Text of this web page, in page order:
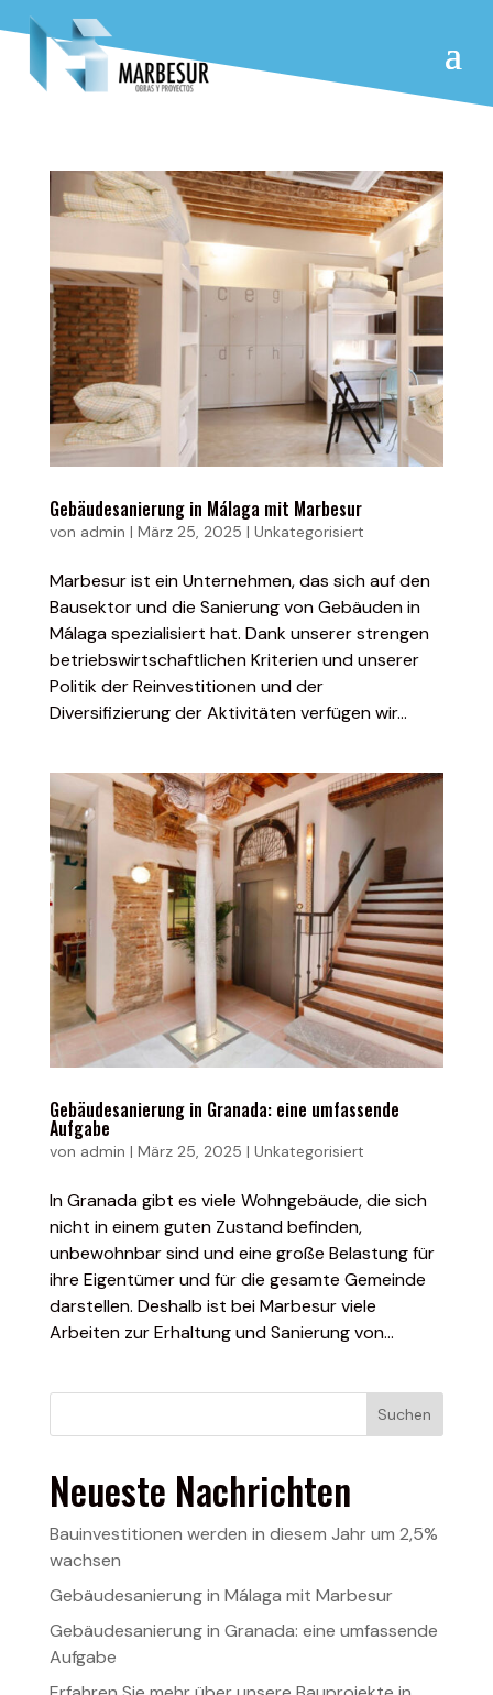
Gebäudesanierung in Málaga mit Marbesur
von admin | März 25, 2025 | Unkategorisiert
Marbesur ist ein Unternehmen, das sich auf den
Bausektor und die Sanierung von Gebäuden in
Málaga spezialisiert hat. Dank unserer strengen
betriebswirtschaftlichen Kriterien und unserer
Politik der Reinvestitionen und der
Diversifizierung der Aktivitäten verfügen wir...
Gebäudesanierung in Granada: eine umfassende
Aufgabe
von admin | März 25, 2025 | Unkategorisiert
In Granada gibt es viele Wohngebäude, die sich
nicht in einem guten Zustand befinden,
unbewohnbar sind und eine große Belastung für
ihre Eigentümer und für die gesamte Gemeinde
darstellen. Deshalb ist bei Marbesur viele
Arbeiten zur Erhaltung und Sanierung von...
Suchen
Neueste Nachrichten
Bauinvestitionen werden in diesem Jahr um 2,5%
wachsen
Gebäudesanierung in Málaga mit Marbesur
Gebäudesanierung in Granada: eine umfassende
Aufgabe